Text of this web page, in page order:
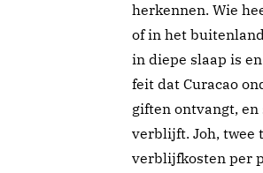
herkennen. Wie
of in het
in diepe slaap is
feit dat Curacao
giften ontvangt,
verblijft. Joh, twee
verblijfkosten per